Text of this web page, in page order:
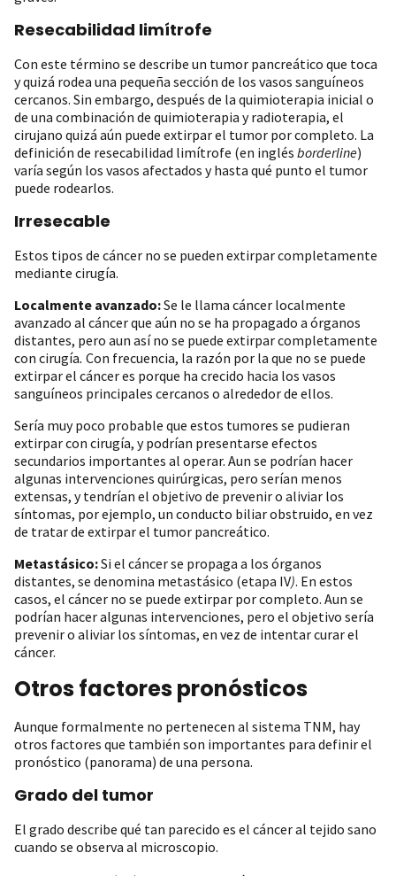
Resecabilidad limítrofe
Con este término se describe un tumor pancreático que toca
y quizá rodea una pequeña sección de los vasos sanguíneos
cercanos. Sin embargo, después de la quimioterapia inicial o
de una combinación de quimioterapia y radioterapia, el
cirujano quizá aún puede extirpar el tumor por completo. La
definición de resecabilidad limítrofe (en inglés borderline)
varía según los vasos afectados y hasta qué punto el tumor
puede rodearlos.
Irresecable
Estos tipos de cáncer no se pueden extirpar completamente
mediante cirugía.
Localmente avanzado:Se le llama cáncer localmente
avanzado al cáncer que aún no se ha propagado a órganos
distantes, pero aun así no se puede extirpar completamente
con cirugía. Con frecuencia, la razón por la que no se puede
extirpar el cáncer es porque ha crecido hacia los vasos
sanguíneos principales cercanos o alrededor de ellos.
Sería muy poco probable que estos tumores se pudieran
extirpar con cirugía, y podrían presentarse efectos
secundarios importantes al operar. Aun se podrían hacer
algunas intervenciones quirúrgicas, pero serían menos
extensas, y tendrían el objetivo de prevenir o aliviar los
síntomas, por ejemplo, un conducto biliar obstruido, en vez
de tratar de extirpar el tumor pancreático.
Metastásico:Si el cáncer se propaga a los órganos
distantes, se denomina metastásico (etapa IV). En estos
casos, el cáncer no se puede extirpar por completo. Aun se
podrían hacer algunas intervenciones, pero el objetivo sería
prevenir o aliviar los síntomas, en vez de intentar curar el
cáncer.
Otros factores pronósticos
Aunque formalmente no pertenecen al sistema TNM, hay
otros factores que también son importantes para definir el
pronóstico (panorama) de una persona.
Grado del tumor
El grado describe qué tan parecido es el cáncer al tejido sano
cuando se observa al microscopio.